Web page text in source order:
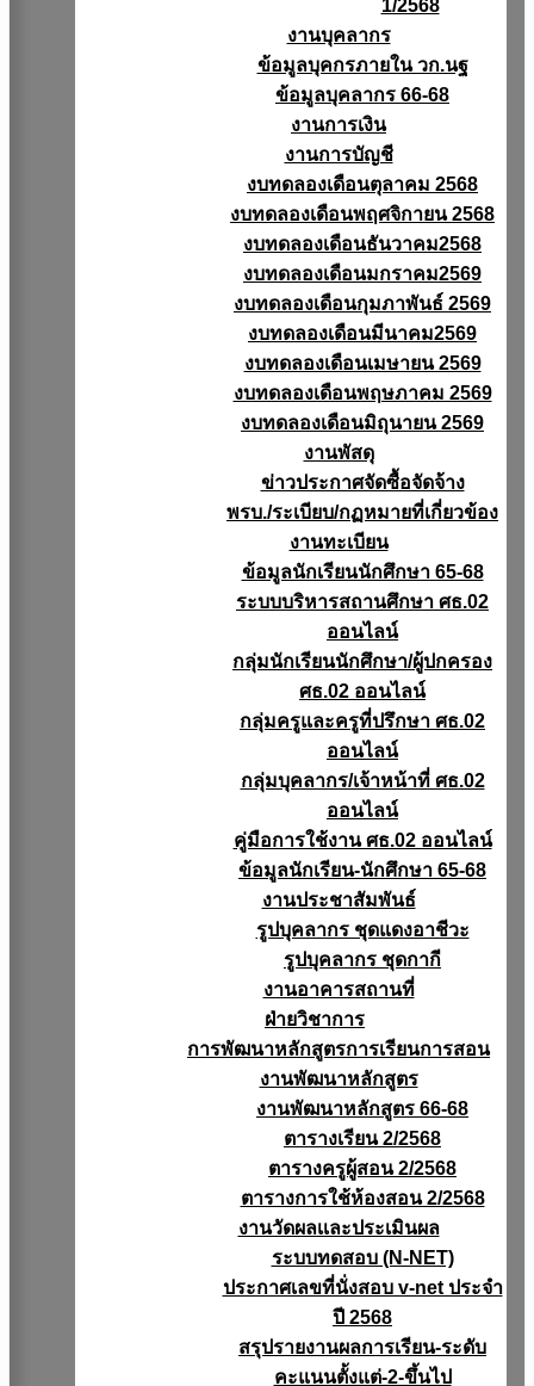
1/2568
งานบุคลากร
ข้อมูลบุคกรภายใน วก.นฐ
ข้อมูลบุคลากร 66-68
งานการเงิน
งานการบัญชี
งบทดลองเดือนตุลาคม 2568
งบทดลองเดือนพฤศจิกายน 2568
งบทดลองเดือนธันวาคม2568
งบทดลองเดือนมกราคม2569
งบทดลองเดือนกุมภาพันธ์ 2569
งบทดลองเดือนมีนาคม2569
งบทดลองเดือนเมษายน 2569
งบทดลองเดือนพฤษภาคม 2569
งบทดลองเดือนมิถุนายน 2569
งานพัสดุ
ข่าวประกาศจัดซื้อจัดจ้าง
พรบ./ระเบียบ/กฏหมายที่เกี่ยวข้อง
งานทะเบียน
ข้อมูลนักเรียนนักศึกษา 65-68
ระบบบริหารสถานศึกษา ศธ.02
ออนไลน์
กลุ่มนักเรียนนักศึกษา/ผู้ปกครอง
ศธ.02 ออนไลน์
กลุ่มครูและครูที่ปรึกษา ศธ.02
ออนไลน์
กลุ่มบุคลากร/เจ้าหน้าที่ ศธ.02
ออนไลน์
คู่มือการใช้งาน ศธ.02 ออนไลน์
ข้อมูลนักเรียน-นักศึกษา 65-68
งานประชาสัมพันธ์
รูปบุคลากร ชุดแดงอาชีวะ
รูปบุคลากร ชุดกากี
งานอาคารสถานที่
ฝ่ายวิชาการ
การพัฒนาหลักสูตรการเรียนการสอน
งานพัฒนาหลักสูตร
งานพัฒนาหลักสูตร 66-68
ตารางเรียน 2/2568
ตารางครูผู้สอน 2/2568
ตารางการใช้ห้องสอน 2/2568
งานวัดผลเเละประเมินผล
ระบบทดสอบ (N-NET)
ประกาศเลขที่นั่งสอบ v-net ประจำ
ปี 2568
สรุปรายงานผลการเรียน-ระดับ
คะแนนตั้งแต่-2-ขึ้นไป